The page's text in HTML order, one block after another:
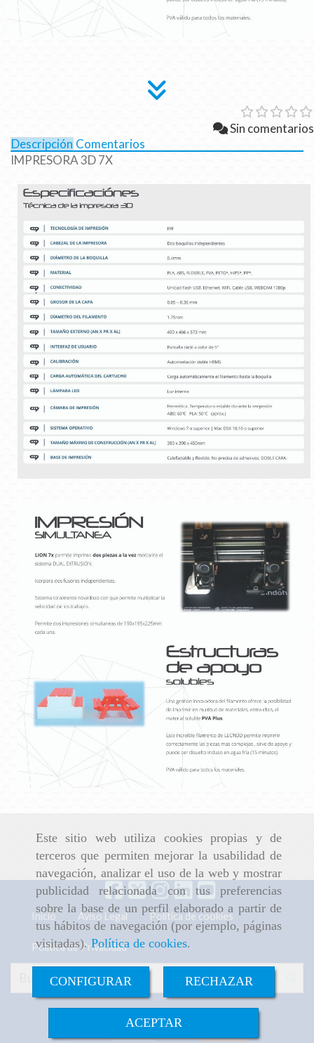
Este sitio web utiliza cookies propias y de
terceros que permiten mejorar la usabilidad de
navegación, analizar el uso de la web y mostrar
publicidad relacionada con tus preferencias
sobre la base de un perfil elaborado a partir de
tus hábitos de navegación (por ejemplo, páginas
visitadas).Política de cookies.
CONFIGURAR RECHAZAR
ACEPTAR
Sin comentarios
Descripción Comentarios
IMPRESORA 3D 7X
Inicio Aviso Legal Política de cookies
Política de Privacidad